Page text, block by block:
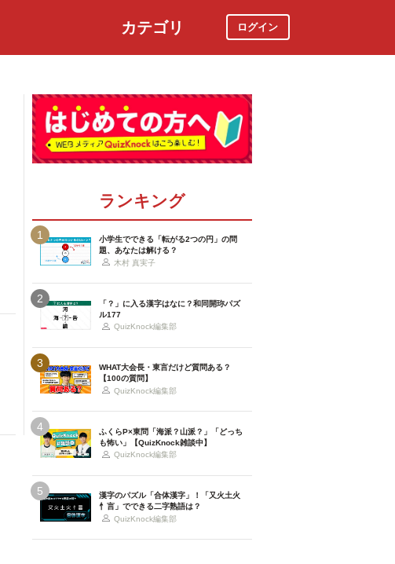
カテゴリ ログイン
ランキング
1
小学生でできる「転がる2つの円」の問
題、あなたは解ける？
木村 真実子
2
「？」に入る漢字はなに？和同開珎パズ
ル177
QuizKnock編集部
3
WHAT大会長・東言だけど質問ある？
【100の質問】
QuizKnock編集部
4
ふくらP×東問「海派？山派？」「どっち
も怖い」【QuizKnock雑談中】
QuizKnock編集部
5
漢字のパズル「合体漢字」！「又火土火
忄言」でできる二字熟語は？
QuizKnock編集部